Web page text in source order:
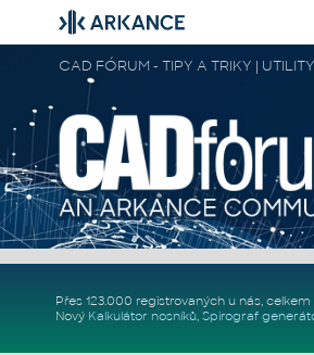
CAD FÓRUM - TIPY A TRIKY |
Přes 123.000 registrovaných u nás, celkem
Nový Kalkulátor nosníků, Spirograf